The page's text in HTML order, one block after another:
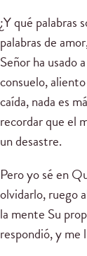
¿Y qué palabras
palabras de
Señor ha usado
consuelo,
caída, nada es
recordar que el
un desastre.
Pero yo sé en
olvidarlo, ruego
la mente Su
respondió, y